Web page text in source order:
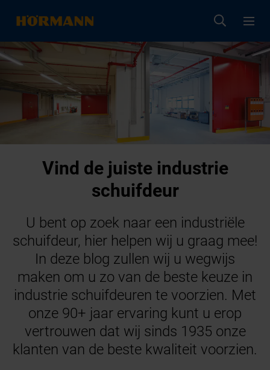
Vind de juiste industrie
schuifdeur
U bent op zoek naar een industriële
schuifdeur, hier helpen wij u graag mee!
In deze blog zullen wij u wegwijs
maken om u zo van de beste keuze in
industrie schuifdeuren te voorzien. Met
onze 90+ jaar ervaring kunt u erop
vertrouwen dat wij sinds 1935 onze
klanten van de beste kwaliteit voorzien.